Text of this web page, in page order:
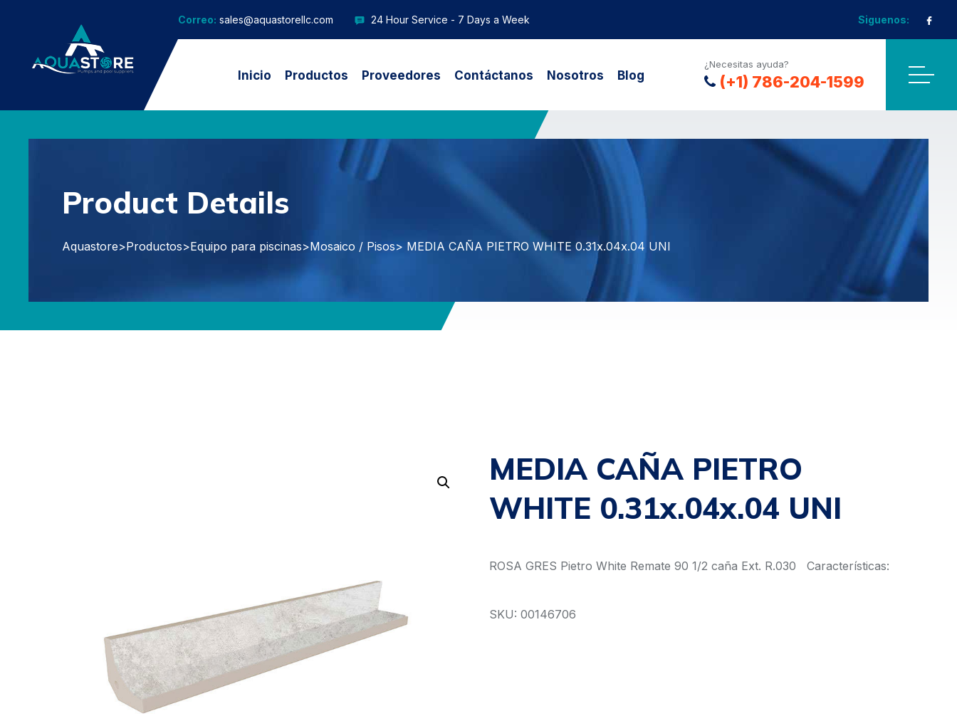
Correo: sales@aquastorellc.com 24 Hour Service - 7 Days a Week Siguenos:
Inicio Productos Proveedores Contáctanos Nosotros Blog
¿Necesitas ayuda?
(+1) 786-204-1599
Product Details
Aquastore>Productos>Equipo para piscinas>Mosaico / Pisos> MEDIA CAÑA PIETRO WHITE 0.31x.04x.04 UNI
MEDIA CAÑA PIETRO
WHITE 0.31x.04x.04 UNI
ROSA GRES Pietro White Remate 90 1/2 caña Ext. R.030 Características:
SKU: 00146706